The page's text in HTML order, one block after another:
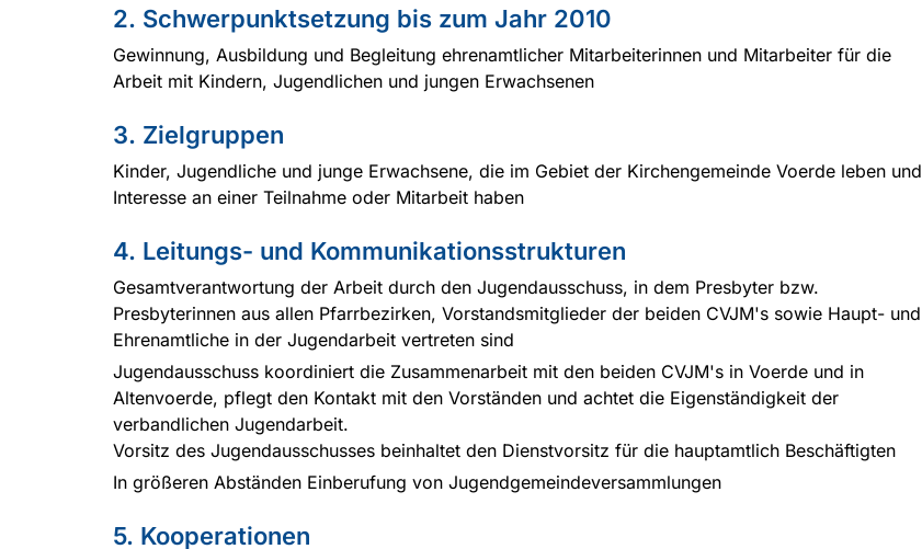
2. Schwerpunktsetzung bis zum Jahr 2010
Gewinnung, Ausbildung und Begleitung ehrenamtlicher Mitarbeiterinnen und Mitarbeiter für die
Arbeit mit Kindern, Jugendlichen und jungen Erwachsenen
3. Zielgruppen
Kinder, Jugendliche und junge Erwachsene, die im Gebiet der Kirchengemeinde Voerde leben und
Interesse an einer Teilnahme oder Mitarbeit haben
4. Leitungs- und Kommunikationsstrukturen
Gesamtverantwortung der Arbeit durch den Jugendausschuss, in dem Presbyter bzw.
Presbyterinnen aus allen Pfarrbezirken, Vorstandsmitglieder der beiden CVJM's sowie Haupt- und
Ehrenamtliche in der Jugendarbeit vertreten sind
Jugendausschuss koordiniert die Zusammenarbeit mit den beiden CVJM's in Voerde und in
Altenvoerde, pflegt den Kontakt mit den Vorständen und achtet die Eigenständigkeit der
verbandlichen Jugendarbeit.
Vorsitz des Jugendausschusses beinhaltet den Dienstvorsitz für die hauptamtlich Beschäftigten
In größeren Abständen Einberufung von Jugendgemeindeversammlungen
5. Kooperationen